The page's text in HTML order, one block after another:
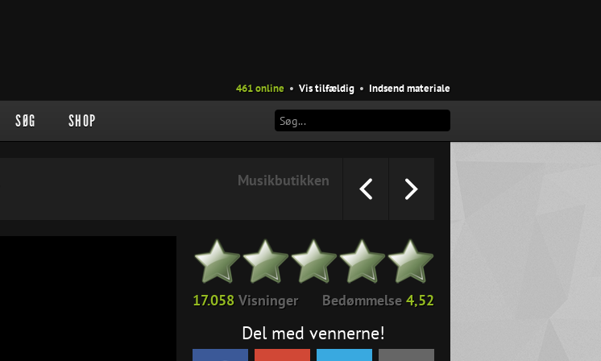
461 online • Vis tilfældig • Indsend materiale
SØG SHOP
Musikbutikken
17.058 Visninger Bedømmelse 4,52
Del med vennerne!